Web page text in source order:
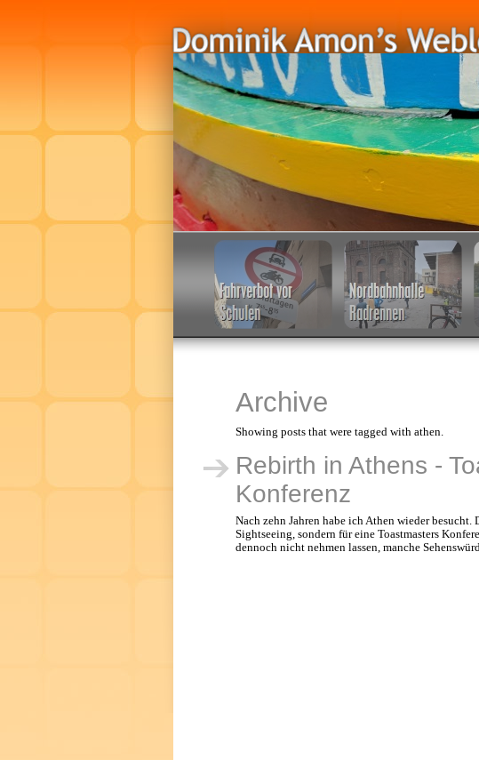
Archive
Showing posts that were tagged with athen.
Rebirth in Athens -
Konferenz
Nach zehn Jahren habe ich Athen wieder
Sightseeing, sondern für eine Toastmasters
dennoch nicht nehmen lassen, manche